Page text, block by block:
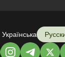
Українська